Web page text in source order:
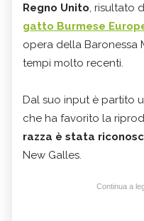
Regno Unito, risultato
gatto Burmese
opera della Baronessa
tempi molto recenti.
Dal suo input è partito
che ha favorito la
razza è stata
New Galles.
Continua a